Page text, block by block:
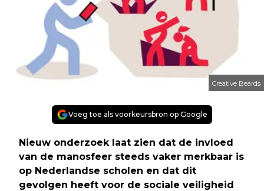
Creative Beards
Voeg toe als voorkeursbron op Google
Nieuw onderzoek laat zien dat de invloed
van de manosfeer steeds vaker merkbaar is
op Nederlandse scholen en dat dit
gevolgen heeft voor de sociale veiligheid